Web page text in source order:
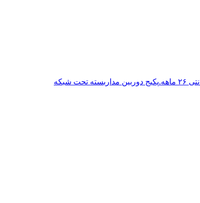
پکیج دوربین مداربسته تحت شبکه